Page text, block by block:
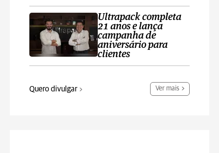
Ultrapack completa
21 anos e lança
campanha de
aniversário para
clientes
Quero divulgar Ver mais